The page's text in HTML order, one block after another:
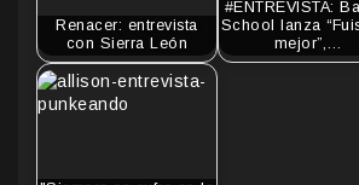
Renacer: entrevista
con Sierra León
#ENTREVISTA:
School lanza
mejor”,…